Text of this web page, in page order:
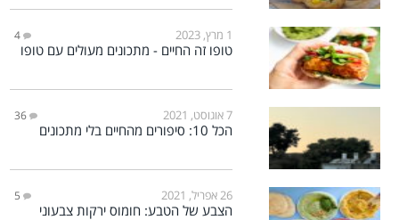
1 מרץ, 2023 4
טופו זה החיים - מתכונים מעולים עם טופו
7 אוגוסט, 2021 36
הכל 10: סיפורים מהחיים בלי מתכונים
26 אפריל, 2021 5
הצבע של הטבע: חומוס ירקות צבעוני